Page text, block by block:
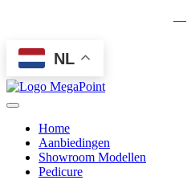
—
NL
Home
Aanbiedingen
Showroom Modellen
Pedicure